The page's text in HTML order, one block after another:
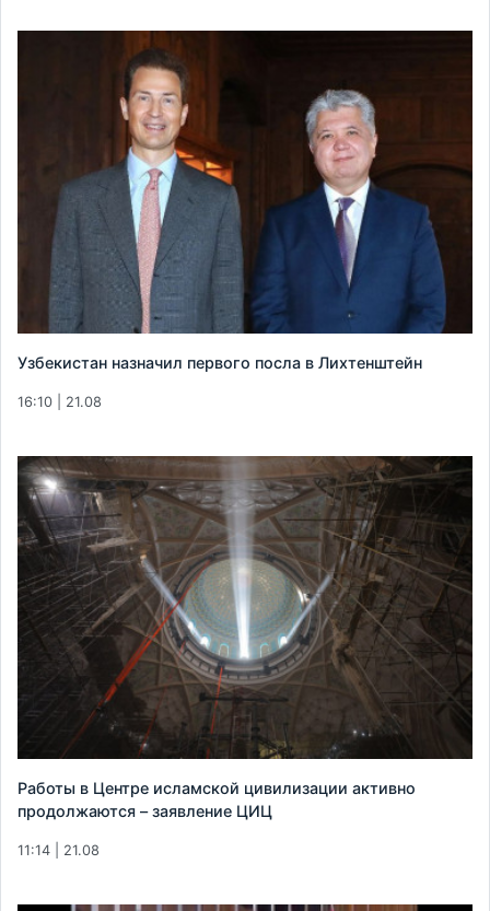
Узбекистан назначил первого посла в Лихтенштейн
16:10 | 21.08
Работы в Центре исламской цивилизации активно
продолжаются – заявление ЦИЦ
11:14 | 21.08